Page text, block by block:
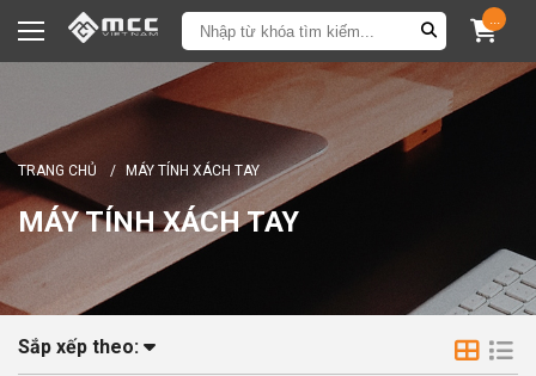
...
TRANG CHỦ / MÁY TÍNH XÁCH TAY
MÁY TÍNH XÁCH TAY
Sắp xếp theo: